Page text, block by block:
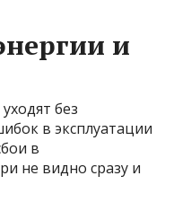
и
без
в эксплуатации
в
не видно сразу и